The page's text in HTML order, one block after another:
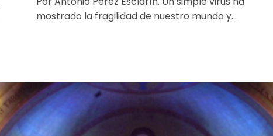
mostrado la fragilidad de nuestro mundo y